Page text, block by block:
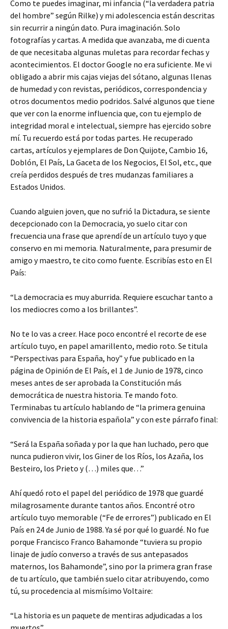
Como te puedes imaginar, mi infancia (“la verdadera patria
del hombre” según Rilke) y mi adolescencia están descritas
sin recurrir a ningún dato. Pura imaginación. Solo
fotografías y cartas. A medida que avanzaba, me di cuenta
de que necesitaba algunas muletas para recordar fechas y
acontecimientos. El doctor Google no era suficiente. Me vi
obligado a abrir mis cajas viejas del sótano, algunas llenas
de humedad y con revistas, periódicos, correspondencia y
otros documentos medio podridos. Salvé algunos que tiene
que ver con la enorme influencia que, con tu ejemplo de
integridad moral e intelectual, siempre has ejercido sobre
mí. Tu recuerdo está por todas partes. He recuperado
cartas, artículos y ejemplares de Don Quijote, Cambio 16,
Doblón, El País, La Gaceta de los Negocios, El Sol, etc., que
creía perdidos después de tres mudanzas familiares a
Estados Unidos.
Cuando alguien joven, que no sufrió la Dictadura, se siente
decepcionado con la Democracia, yo suelo citar con
frecuencia una frase que aprendí de un artículo tuyo y que
conservo en mi memoria. Naturalmente, para presumir de
amigo y maestro, te cito como fuente. Escribías esto en El
País:
“La democracia es muy aburrida. Requiere escuchar tanto a
los mediocres como a los brillantes”.
No te lo vas a creer. Hace poco encontré el recorte de ese
artículo tuyo, en papel amarillento, medio roto. Se titula
“Perspectivas para España, hoy” y fue publicado en la
página de Opinión de El País, el 1 de Junio de 1978, cinco
meses antes de ser aprobada la Constitución más
democrática de nuestra historia. Te mando foto.
Terminabas tu artículo hablando de “la primera genuina
convivencia de la historia española” y con este párrafo final:
“Será la España soñada y por la que han luchado, pero que
nunca pudieron vivir, los Giner de los Ríos, los Azaña, los
Besteiro, los Prieto y (…) miles que…”
Ahí quedó roto el papel del periódico de 1978 que guardé
milagrosamente durante tantos años. Encontré otro
artículo tuyo memorable (“Fe de errores”) publicado en El
País en 24 de Junio de 1988. Ya sé por qué lo guardé. No fue
porque Francisco Franco Bahamonde “tuviera su propio
linaje de judío converso a través de sus antepasados
maternos, los Bahamonde”, sino por la primera gran frase
de tu artículo, que también suelo citar atribuyendo, como
tú, su procedencia al mismísimo Voltaire:
“La historia es un paquete de mentiras adjudicadas a los